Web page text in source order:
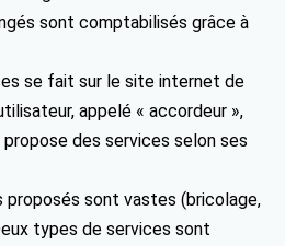
sont comptabilisés grâce à
se fait sur le site internet de
appelé « accordeur »,
des services selon ses
sont vastes (bricolage,
types de services sont